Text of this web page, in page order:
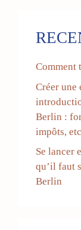
Comment
Créer une
Berlin :
impôts,
Se lancer
qu’il faut
Berlin